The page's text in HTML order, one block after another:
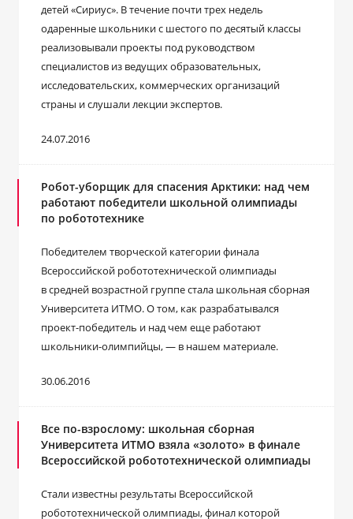
детей «Сириус». В течение почти трех недель
одаренные школьники с шестого по десятый классы
реализовывали проекты под руководством
специалистов из ведущих образовательных,
исследовательских, коммерческих организаций
страны и слушали лекции экспертов.
24.07.2016
Робот-уборщик для спасения Арктики: над чем
работают победители школьной олимпиады
по робототехнике
Победителем творческой категории финала
Всероссийской робототехнической олимпиады
в средней возрастной группе стала школьная сборная
Университета ИТМО. О том, как разрабатывался
проект-победитель и над чем еще работают
школьники-олимпийцы, — в нашем материале.
30.06.2016
Все по-взрослому: школьная сборная
Университета ИТМО взяла «золото» в финале
Всероссийской робототехнической олимпиады
Стали известны результаты Всероссийской
робототехнической олимпиады, финал которой